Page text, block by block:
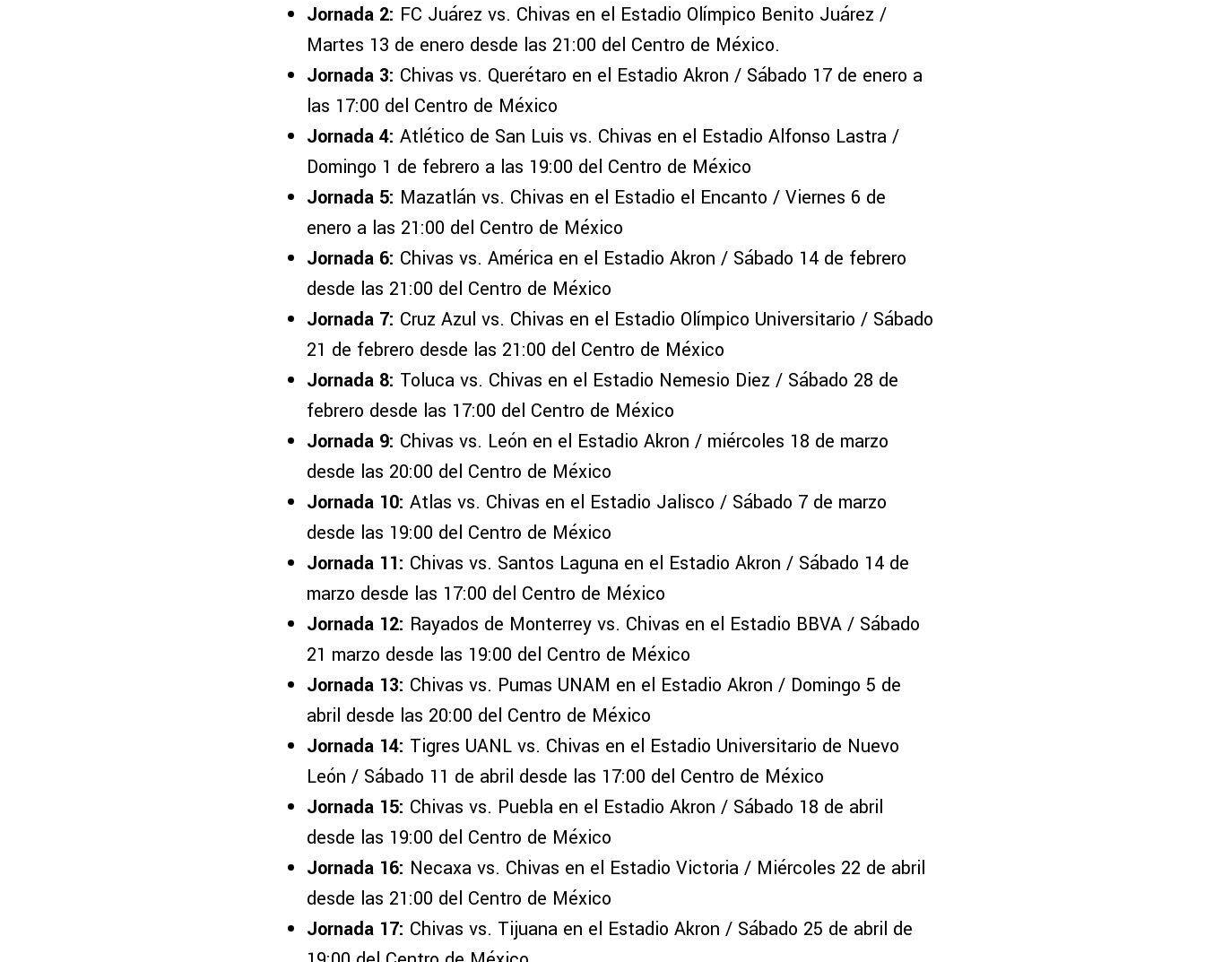
Jornada 2: FC Juárez vs. Chivas en el Estadio Olímpico Benito Juárez /
Martes 13 de enero desde las 21:00 del Centro de México.
Jornada 3: Chivas vs. Querétaro en el Estadio Akron / Sábado 17 de enero a
las 17:00 del Centro de México
Jornada 4: Atlético de San Luis vs. Chivas en el Estadio Alfonso Lastra /
Domingo 1 de febrero a las 19:00 del Centro de México
Jornada 5: Mazatlán vs. Chivas en el Estadio el Encanto / Viernes 6 de
enero a las 21:00 del Centro de México
Jornada 6: Chivas vs. América en el Estadio Akron / Sábado 14 de febrero
desde las 21:00 del Centro de México
Jornada 7: Cruz Azul vs. Chivas en el Estadio Olímpico Universitario / Sábado
21 de febrero desde las 21:00 del Centro de México
Jornada 8: Toluca vs. Chivas en el Estadio Nemesio Diez / Sábado 28 de
febrero desde las 17:00 del Centro de México
Jornada 9: Chivas vs. León en el Estadio Akron / miércoles 18 de marzo
desde las 20:00 del Centro de México
Jornada 10: Atlas vs. Chivas en el Estadio Jalisco / Sábado 7 de marzo
desde las 19:00 del Centro de México
Jornada 11: Chivas vs. Santos Laguna en el Estadio Akron / Sábado 14 de
marzo desde las 17:00 del Centro de México
Jornada 12: Rayados de Monterrey vs. Chivas en el Estadio BBVA / Sábado
21 marzo desde las 19:00 del Centro de México
Jornada 13: Chivas vs. Pumas UNAM en el Estadio Akron / Domingo 5 de
abril desde las 20:00 del Centro de México
Jornada 14: Tigres UANL vs. Chivas en el Estadio Universitario de Nuevo
León / Sábado 11 de abril desde las 17:00 del Centro de México
Jornada 15: Chivas vs. Puebla en el Estadio Akron / Sábado 18 de abril
desde las 19:00 del Centro de México
Jornada 16: Necaxa vs. Chivas en el Estadio Victoria / Miércoles 22 de abril
desde las 21:00 del Centro de México
Jornada 17: Chivas vs. Tijuana en el Estadio Akron / Sábado 25 de abril de